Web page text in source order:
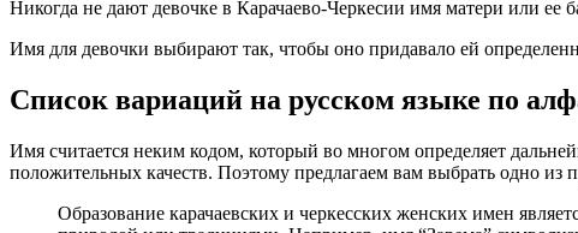
Никогда не дают девочке в Карачаево-Черкесии имя матери или ее
Имя для девочки выбирают так, чтобы оно придавало ей
Список вариаций на русском языке по
Имя считается неким кодом, который во многом определяет
положительных качеств. Поэтому предлагаем вам выбрать одно
Образование карачаевских и черкесских женских имен